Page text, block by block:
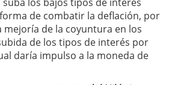
de combatir la deflación, por
mejoría de la coyuntura en los
de los tipos de interés por
daría impulso a la moneda de